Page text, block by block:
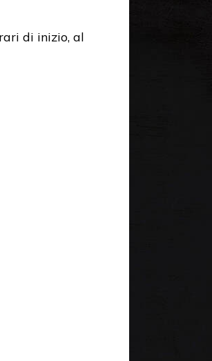
di inizio, al